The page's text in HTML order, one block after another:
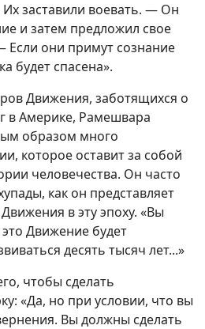
Их заставили воевать. — Он
и затем предложил свое
они примут сознание
будет спасена».
Движения, заботящихся о
в Америке, Рамешвара
образом много
которое оставит за собой
человечества. Он часто
как он представляет
в эту эпоху. «Вы
Движение будет
десять тысяч лет...»
чтобы сделать
«Да, но при условии, что вы
Вы должны сделать